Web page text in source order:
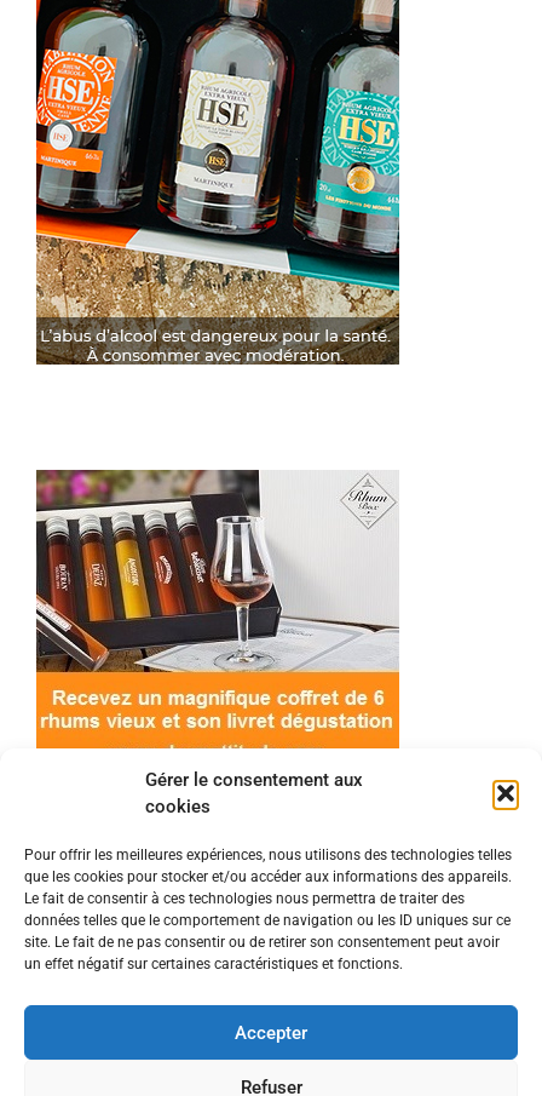
Gérer le consentement aux
cookies
Pour offrir les meilleures expériences, nous utilisons des technologies telles
que les cookies pour stocker et/ou accéder aux informations des appareils.
Le fait de consentir à ces technologies nous permettra de traiter des
données telles que le comportement de navigation ou les ID uniques sur ce
site. Le fait de ne pas consentir ou de retirer son consentement peut avoir
un effet négatif sur certaines caractéristiques et fonctions.
Accepter
Refuser
© 2022 Meilleur-rhum.net - Tous droits réservés
Mentions légales-Politique de cookies
En tant que Partenaire Amazon, je réalise un